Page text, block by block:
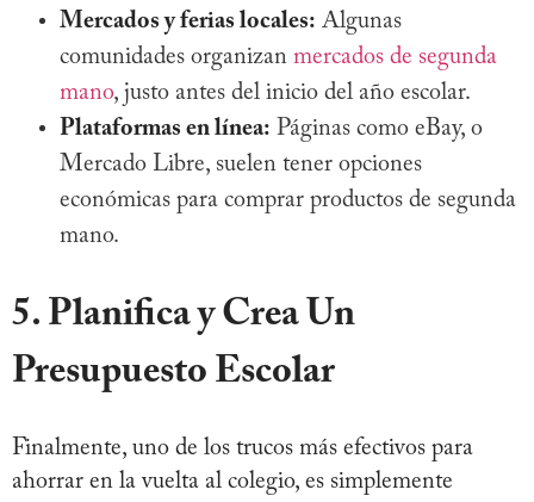
Mercados y ferias locales: Algunas
comunidades organizan mercados de segunda
mano, justo antes del inicio del año escolar.
Plataformas en línea: Páginas como eBay, o
Mercado Libre, suelen tener opciones
económicas para comprar productos de segunda
mano.
5. Planifica y Crea Un
Presupuesto Escolar
Finalmente, uno de los trucos más efectivos para
ahorrar en la vuelta al colegio, es simplemente